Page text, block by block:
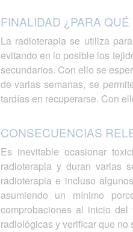
FINALIDAD ¿PARA QUÉ
La radioterapia se utiliza
evitando en lo posible los
secundarios. Con ello se
de varias semanas, se
tardías en recuperarse. Con
CONSECUENCIAS
Es inevitable ocasionar
radioterapia y duran varias
radioterapia e incluso
asumiendo un mínimo
comprobaciones al inicio
radiológicas y verificar que